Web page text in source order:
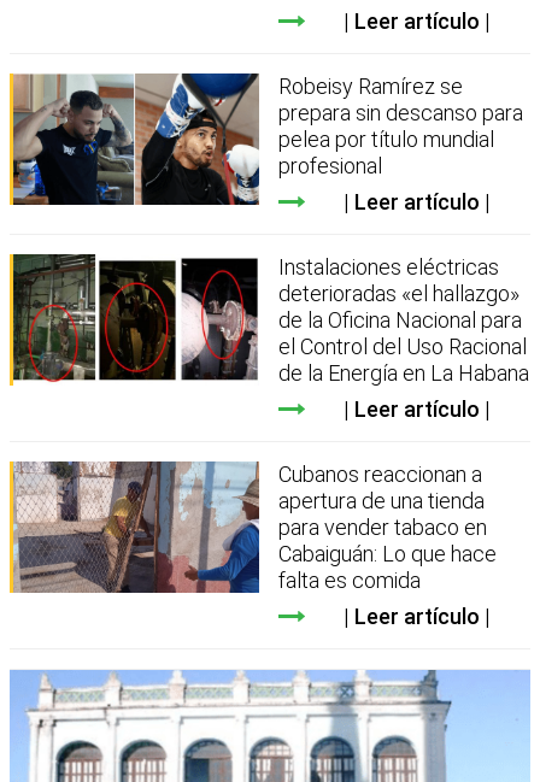
Leer artículo
Robeisy Ramírez se
prepara sin descanso para
pelea por título mundial
profesional
Leer artículo
Instalaciones eléctricas
deterioradas «el hallazgo»
de la Oficina Nacional para
el Control del Uso Racional
de la Energía en La Habana
Leer artículo
Cubanos reaccionan a
apertura de una tienda
para vender tabaco en
Cabaiguán: Lo que hace
falta es comida
Leer artículo